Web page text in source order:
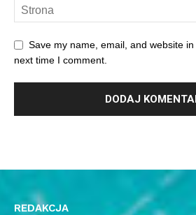
Save my name, email, and website
next time I comment.
REDAKCJA